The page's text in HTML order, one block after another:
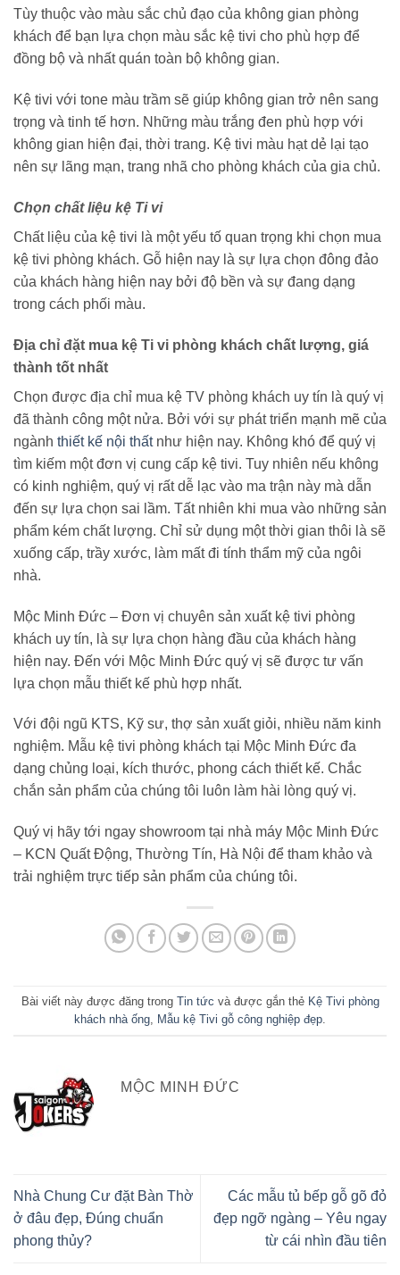
Tùy thuộc vào màu sắc chủ đạo của không gian phòng
khách để bạn lựa chọn màu sắc kệ tivi cho phù hợp để
đồng bộ và nhất quán toàn bộ không gian.
Kệ tivi với tone màu trầm sẽ giúp không gian trở nên sang
trọng và tinh tế hơn. Những màu trắng đen phù hợp với
không gian hiện đại, thời trang. Kệ tivi màu hạt dẻ lại tạo
nên sự lãng mạn, trang nhã cho phòng khách của gia chủ.
Chọn chất liệu kệ Ti vi
Chất liệu của kệ tivi là một yếu tố quan trọng khi chọn mua
kệ tivi phòng khách. Gỗ hiện nay là sự lựa chọn đông đảo
của khách hàng hiện nay bởi độ bền và sự đang dạng
trong cách phối màu.
Địa chỉ đặt mua kệ Ti vi phòng khách chất lượng, giá
thành tốt nhất
Chọn được địa chỉ mua kệ TV phòng khách uy tín là quý vị
đã thành công một nửa. Bởi với sự phát triển mạnh mẽ của
ngành thiết kế nội thấtnhư hiện nay. Không khó để quý vị
tìm kiếm một đơn vị cung cấp kệ tivi. Tuy nhiên nếu không
có kinh nghiệm, quý vị rất dễ lạc vào ma trận này mà dẫn
đến sự lựa chọn sai lầm. Tất nhiên khi mua vào những sản
phẩm kém chất lượng. Chỉ sử dụng một thời gian thôi là sẽ
xuống cấp, trầy xước, làm mất đi tính thẩm mỹ của ngôi
nhà.
Mộc Minh Đức – Đơn vị chuyên sản xuất kệ tivi phòng
khách uy tín, là sự lựa chọn hàng đầu của khách hàng
hiện nay. Đến với Mộc Minh Đức quý vị sẽ được tư vấn
lựa chọn mẫu thiết kế phù hợp nhất.
Với đội ngũ KTS, Kỹ sư, thợ sản xuất giỏi, nhiều năm kinh
nghiệm. Mẫu kệ tivi phòng khách tại Mộc Minh Đức đa
dạng chủng loại, kích thước, phong cách thiết kế. Chắc
chắn sản phẩm của chúng tôi luôn làm hài lòng quý vị.
Quý vị hãy tới ngay showroom tại nhà máy Mộc Minh Đức
– KCN Quất Động, Thường Tín, Hà Nội để tham khảo và
trải nghiệm trực tiếp sản phẩm của chúng tôi.
Bài viết này được đăng trong Tin tức và được gắn thẻ Kệ Tivi phòng
khách nhà ống Mẫu kệ Tivi gỗ công nghiệp đẹp
MỘC MINH ĐỨC
Nhà Chung Cư đặt Bàn Thờ
ở đâu đẹp, Đúng chuẩn
phong thủy?
Các mẫu tủ bếp gỗ gõ đỏ
đẹp ngỡ ngàng – Yêu ngay
từ cái nhìn đầu tiên